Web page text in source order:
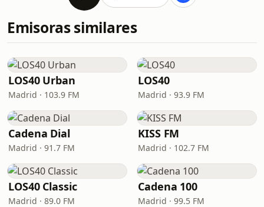
Emisoras similares
LOS40 Urban
Madrid · 103.9 FM
LOS40
Madrid · 93.9 FM
Cadena Dial
Madrid · 91.7 FM
KISS FM
Madrid · 102.7 FM
LOS40 Classic
Madrid · 89.0 FM
Cadena 100
Madrid · 99.5 FM